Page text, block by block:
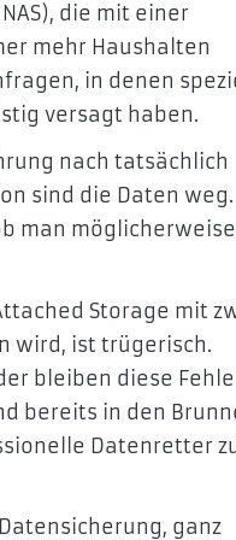
die mit einer
mehr Haushalten
in denen
versagt haben.
nach tatsächlich
sind die Daten weg.
man möglicherweise
Storage mit
wird, ist trügerisch.
bleiben diese
bereits in den
Datenretter
ganz